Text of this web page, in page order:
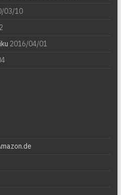
03/10
2016/04/01